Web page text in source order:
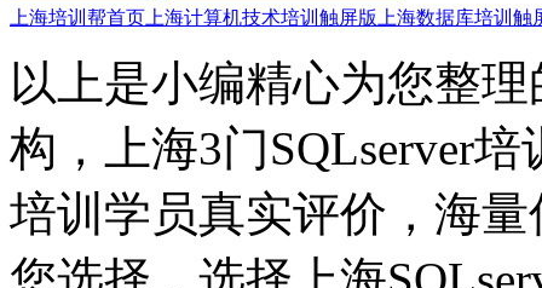
上海培训帮首页 上海计算机技术培训触屏版 上海数据库培训触
以上是小编精心为您整
构，上海3门SQLserver
培训学员真实评价，海量